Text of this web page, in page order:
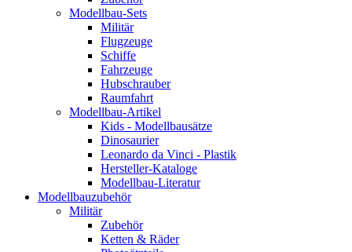
Modellbau-Sets
Militär
Flugzeuge
Schiffe
Fahrzeuge
Hubschrauber
Raumfahrt
Modellbau-Artikel
Kids - Modellbausätze
Dinosaurier
Leonardo da Vinci - Plastik
Hersteller-Kataloge
Modellbau-Literatur
Modellbauzubehör
Militär
Zubehör
Ketten & Räder